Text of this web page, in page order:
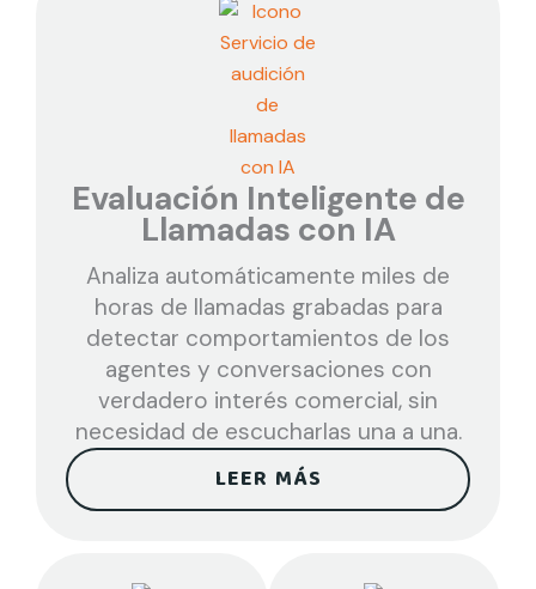
Evaluación Inteligente de
Llamadas con IA
Analiza automáticamente miles de
horas de llamadas grabadas para
detectar comportamientos de los
agentes y conversaciones con
verdadero interés comercial, sin
necesidad de escucharlas una a una.
LEER MÁS